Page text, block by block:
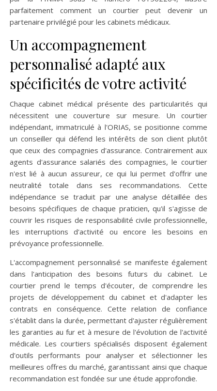
parfaitement comment un courtier peut devenir un
partenaire privilégié pour les cabinets médicaux.
Un accompagnement
personnalisé adapté aux
spécificités de votre activité
Chaque cabinet médical présente des particularités qui
nécessitent une couverture sur mesure. Un courtier
indépendant, immatriculé à l'ORIAS, se positionne comme
un conseiller qui défend les intérêts de son client plutôt
que ceux des compagnies d'assurance. Contrairement aux
agents d'assurance salariés des compagnies, le courtier
n'est lié à aucun assureur, ce qui lui permet d'offrir une
neutralité totale dans ses recommandations. Cette
indépendance se traduit par une analyse détaillée des
besoins spécifiques de chaque praticien, qu'il s'agisse de
couvrir les risques de responsabilité civile professionnelle,
les interruptions d'activité ou encore les besoins en
prévoyance professionnelle.
L'accompagnement personnalisé se manifeste également
dans l'anticipation des besoins futurs du cabinet. Le
courtier prend le temps d'écouter, de comprendre les
projets de développement du cabinet et d'adapter les
contrats en conséquence. Cette relation de confiance
s'établit dans la durée, permettant d'ajuster régulièrement
les garanties au fur et à mesure de l'évolution de l'activité
médicale. Les courtiers spécialisés disposent également
d'outils performants pour analyser et sélectionner les
meilleures offres du marché, garantissant ainsi que chaque
recommandation est fondée sur une étude approfondie.